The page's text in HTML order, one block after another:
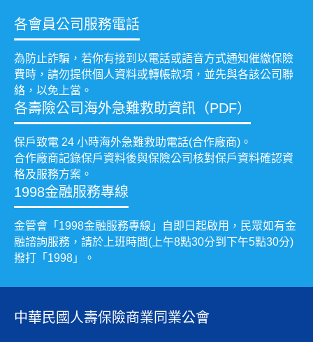
各會員公司服務電話
為防止詐騙，若你有接到以電話或語音方式通知催繳保險
費時，請勿提供個人資料或轉帳款項，並先與各該公司聯
絡，以免上當。
各壽險公司海外急難救助資訊（PDF）
保戶致電 24 小時海外急難救助電話(合作廠商)。
合作廠商記錄保戶資料後與保險公司核對保戶資料確認資
格及服務方案。
1998金融服務專線
金管會「1998金融服務專線」自即日起啟用，民眾如有金
融諮詢服務，請於上班時間(上午8點30分到下午5點30分)
撥打「1998」。
中華民國人壽保險商業同業公會